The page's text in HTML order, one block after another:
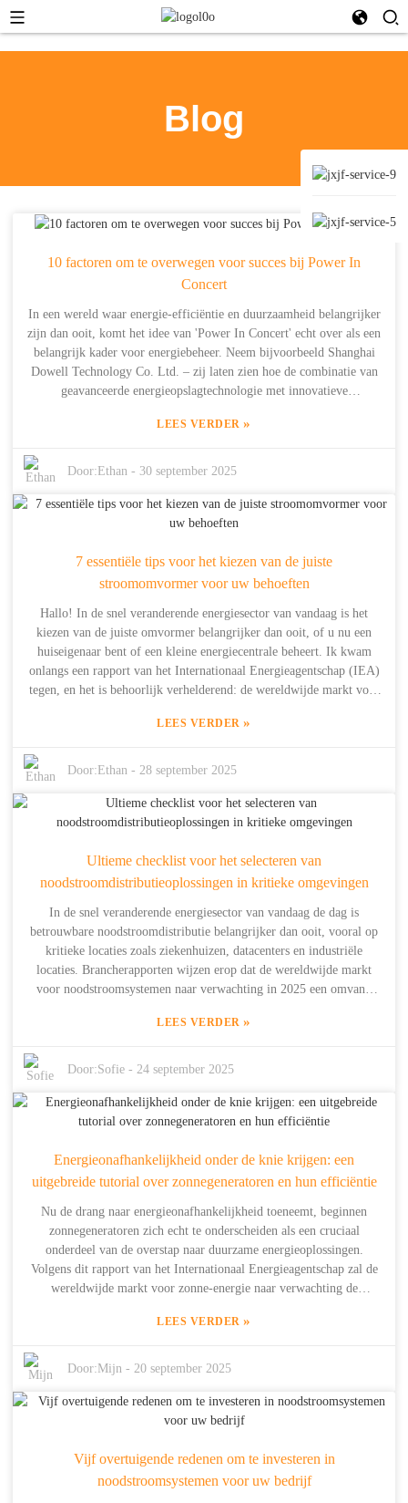
Blog
10 factoren om te overwegen voor succes bij Power In
Concert
In een wereld waar energie-efficiëntie en duurzaamheid belangrijker
zijn dan ooit, komt het idee van 'Power In Concert' echt over als een
belangrijk kader voor energiebeheer. Neem bijvoorbeeld Shanghai
Dowell Technology Co. Ltd. – zij laten zien hoe de combinatie van
geavanceerde energieopslagtechnologie met innovatieve
tussen hoe we energie consumeren en opwekken. Dowell, opgericht
maken van energieopslagsystemen, voortbouwend op meer dan tien
tien belangrijke factoren laten zien om in gedachten te houden om te
slagen met de 'Power In Concert'-aanpak. We zullen zien hoe
helpen om het maximale uit hun energie te halen, zaken efficiënter
te maken en groenere gewoonten te stimuleren. Door deze
bent of gewoon een geïnteresseerde – samenwerken om de energie-
efficiëntie te verbeteren en duurzame praktijken in onze
gemeenschappen te bevorderen.
LEES VERDER»
Door:Ethan -30 september 2025
7 essentiële tips voor het kiezen van de juiste
stroomomvormer voor uw behoeften
Hallo! In de snel veranderende energiesector van vandaag is het
kiezen van de juiste omvormer belangrijker dan ooit, of u nu een
huiseigenaar bent of een kleine energiecentrale beheert. Ik kwam
onlangs een rapport van het Internationaal Energieagentschap (IEA)
tegen, en het is behoorlijk verhelderend: de wereldwijde markt voor
bedragen. Dat komt vooral doordat steeds meer mensen op de
oplossingen voor energieopslag. Bij Shanghai Dowell Technology
jaar geavanceerde energietechnologie om innovatieve
opslagproducten te ontwikkelen die voldoen aan allerlei
productie, met als doel onze klanten betrouwbare, efficiënte
omvormers te bieden die energiebeheer schoner en eenvoudiger
helpen de perfecte omvormer voor uw specifieke situatie te kiezen.
Laten we beginnen!
LEES VERDER»
Door:Ethan -28 september 2025
Ultieme checklist voor het selecteren van
noodstroomdistributieoplossingen in kritieke omgevingen
In de snel veranderende energiesector van vandaag de dag is
betrouwbare noodstroomdistributie belangrijker dan ooit, vooral op
kritieke locaties zoals ziekenhuizen, datacenters en industriële
locaties. Brancherapporten wijzen erop dat de wereldwijde markt
voor noodstroomsystemen naar verwachting in 2025 een omvang
stroomuitval steeds vaker voorkomt en er een groeiende behoefte is
Shanghai Dowell Technology Co., Ltd., opgericht in 2014, surfen
dan tien jaar energietechnische knowhow om geavanceerde
energieopslagproducten te ontwikkelen. Ons doel is om slimme
huishoudens en decentrale gebruikers vergroten, zodat ze voorbereid
zijn op onverwachte stroomproblemen. Bij het kiezen van de juiste
denken over zowel de technologie erachter als de specifieke
behoeften van de omgeving, vooral op plaatsen waar downtime
gewoon geen optie is.
LEES VERDER»
Door:Sofie -24 september 2025
Energieonafhankelijkheid onder de knie krijgen: een
uitgebreide tutorial over zonnegeneratoren en hun efficiëntie
Nu de drang naar energieonafhankelijkheid toeneemt, beginnen
zonnegeneratoren zich echt te onderscheiden als een cruciaal
onderdeel van de overstap naar duurzame energieoplossingen.
Volgens dit rapport van het Internationaal Energieagentschap zal de
wereldwijde markt voor zonne-energie naar verwachting de
duidelijk teken dat steeds meer mensen overstappen op hernieuwbare
Dowell Technology Co. Ltd. zijn we er al sinds 2014 mee bezig en
hebben we meer dan tien jaar aan expertise in het ontwerpen van
slimme energieopslagproducten die de effectiviteit van
zonnegeneratoren vergroten. We zijn er echt gepassioneerd over om
van zonne-energie te benutten, zodat we allemaal kunnen werken
aan een groenere toekomst en ware energievrijheid. In deze korte
LEES VERDER»
Door:Mijn -20 september 2025
Vijf overtuigende redenen om te investeren in
noodstroomsystemen voor uw bedrijf